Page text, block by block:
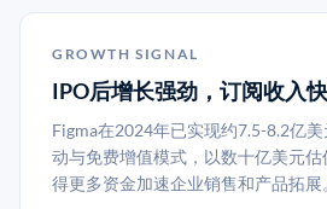
GROWTH SIGNAL
IPO后增长强劲，订阅收入
Figma在2024年已实现约7.5-8.2亿
动与免费增值模式，以数十亿美元
得更多资金加速企业销售和产品拓展